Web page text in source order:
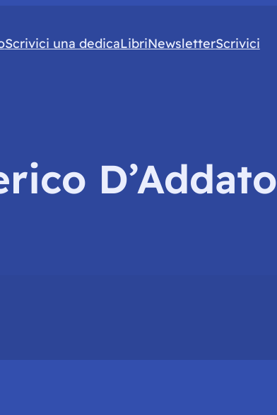
Scrivici una dedicaLibriNewsletterScrivici
D’Addato